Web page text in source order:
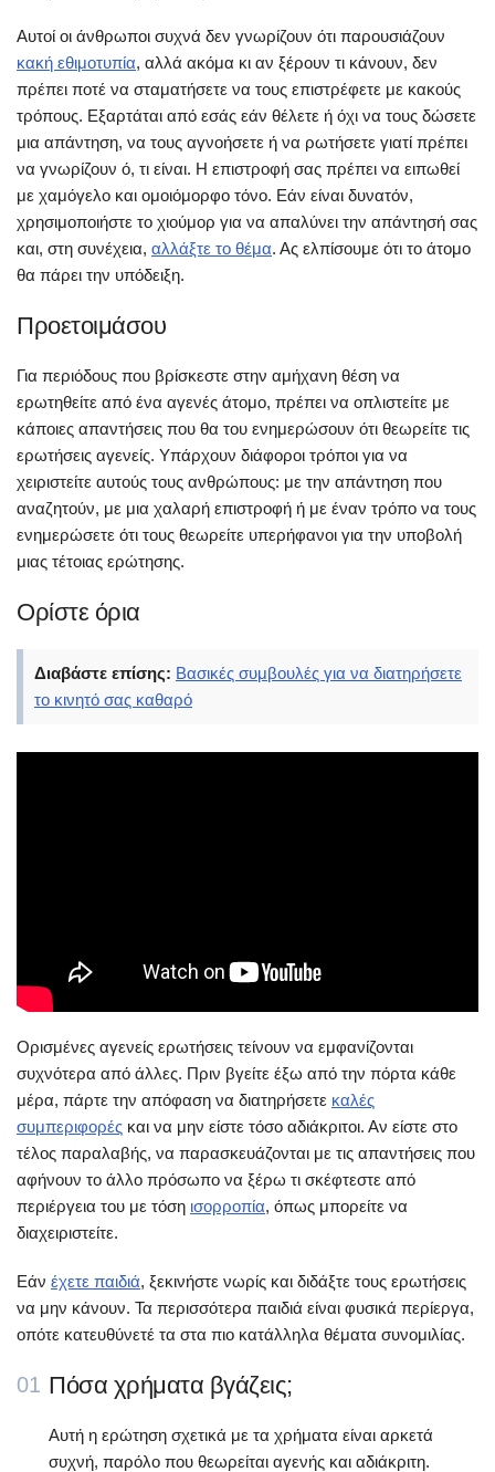
Αυτοί οι άνθρωποι συχνά δεν γνωρίζουν ότι παρουσιάζουν
κακή εθιμοτυπία, αλλά ακόμα κι αν ξέρουν τι κάνουν, δεν
πρέπει ποτέ να σταματήσετε να τους επιστρέφετε με κακούς
τρόπους. Εξαρτάται από εσάς εάν θέλετε ή όχι να τους δώσετε
μια απάντηση, να τους αγνοήσετε ή να ρωτήσετε γιατί πρέπει
να γνωρίζουν ό, τι είναι. Η επιστροφή σας πρέπει να ειπωθεί
με χαμόγελο και ομοιόμορφο τόνο. Εάν είναι δυνατόν,
χρησιμοποιήστε το χιούμορ για να απαλύνει την απάντησή σας
και, στη συνέχεια, αλλάξτε το θέμα. Ας ελπίσουμε ότι το άτομο
θα πάρει την υπόδειξη.
Προετοιμάσου
Για περιόδους που βρίσκεστε στην αμήχανη θέση να
ερωτηθείτε από ένα αγενές άτομο, πρέπει να οπλιστείτε με
κάποιες απαντήσεις που θα του ενημερώσουν ότι θεωρείτε τις
ερωτήσεις αγενείς. Υπάρχουν διάφοροι τρόποι για να
χειριστείτε αυτούς τους ανθρώπους: με την απάντηση που
αναζητούν, με μια χαλαρή επιστροφή ή με έναν τρόπο να τους
ενημερώσετε ότι τους θεωρείτε υπερήφανοι για την υποβολή
μιας τέτοιας ερώτησης.
Ορίστε όρια
Διαβάστε επίσης: Βασικές συμβουλές για να διατηρήσετε
το κινητό σας καθαρό
Ορισμένες αγενείς ερωτήσεις τείνουν να εμφανίζονται
συχνότερα από άλλες. Πριν βγείτε έξω από την πόρτα κάθε
μέρα, πάρτε την απόφαση να διατηρήσετε καλές
συμπεριφορές και να μην είστε τόσο αδιάκριτοι. Αν είστε στο
τέλος παραλαβής, να παρασκευάζονται με τις απαντήσεις που
αφήνουν το άλλο πρόσωπο να ξέρω τι σκέφτεστε από
περιέργεια του με τόση ισορροπία, όπως μπορείτε να
διαχειριστείτε.
Εάν έχετε παιδιά, ξεκινήστε νωρίς και διδάξτε τους ερωτήσεις
να μην κάνουν. Τα περισσότερα παιδιά είναι φυσικά περίεργα,
οπότε κατευθύνετέ τα στα πιο κατάλληλα θέματα συνομιλίας.
01 Πόσα χρήματα βγάζεις;
Αυτή η ερώτηση σχετικά με τα χρήματα είναι αρκετά
συχνή, παρόλο που θεωρείται αγενής και αδιάκριτη.